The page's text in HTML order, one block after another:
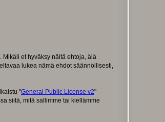
Mikäli et hyväksy näitä ehtoja, älä
lukea nämä ehdot säännöllisesti,
"General Public License v2" -
siitä, mitä sallimme tai kiellämme